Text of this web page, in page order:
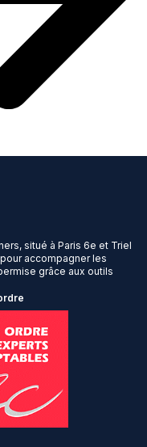
situé à Paris 6e et Triel
accompagner les
grâce aux outils